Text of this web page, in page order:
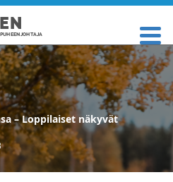
– Loppilaiset näkyvät